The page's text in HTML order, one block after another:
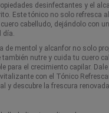
desinfectantes y el
Este tónico no solo refresca
cabelludo, dejándolo con
día.
de mentol y alcanfor no solo
nutre y cuida tu cuero
para el crecimiento capilar.
con el Tónico
y descubre la frescura